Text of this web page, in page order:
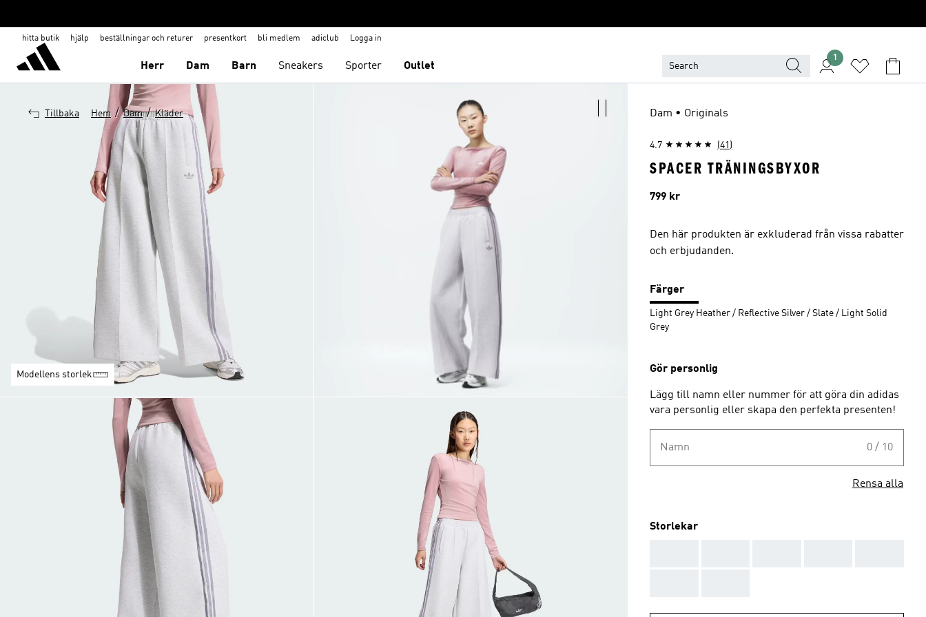
hitta butik hjälp beställningar och returer presentkort bli medlem adiclub Logga in
Herr Dam Barn Sneakers Sporter Outlet
1
Tillbaka Hem / Dam / Kläder
Modellens storlek
Dam • Originals
4.7 (41)
SPACER TRÄNINGSBYXOR
Pris
799 kr
Den här produkten är exkluderad från vissa rabatter
och erbjudanden.
Färger
Light Grey Heather / Reflective Silver / Slate / Light Solid
Grey
Gör personlig
Lägg till namn eller nummer för att göra din adidas
vara personlig eller skapa den perfekta presenten!
Namn 0 / 10
Rensa alla
Storlekar